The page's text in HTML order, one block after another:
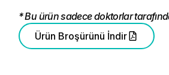
*Bu ürün sadece doktorlar
Ürün Broşürünü İndir